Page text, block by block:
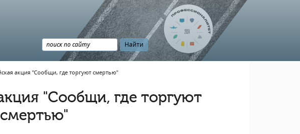
акция "Сообщи, где торгуют смертью"
"Сообщи, где торгуют
смертью"